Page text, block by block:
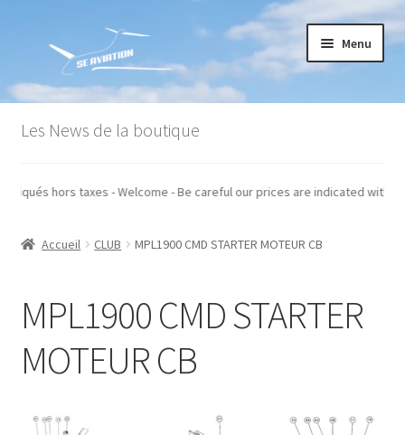
la
navigation
contenu
Menu
Accueil
Conditions générales de vente
Mon compte
Les News de la boutique
prix sont indiqués hors taxes - Welcome - Be careful our prices are
Accueil CLUB MPL1900 CMD STARTER MOTEUR CB
MPL1900 CMD STARTER
MOTEUR CB